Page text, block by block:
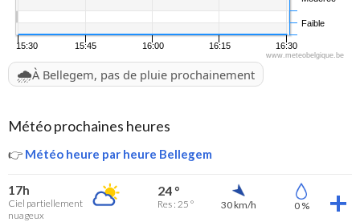
15:30 15:45 16:00 16:15 16:30
Faible
www.meteobelgique.be
🌧️À Bellegem, pas de pluie prochainement
Météo prochaines heures
👉 Météo heure par heure Bellegem
17h
Ciel partiellement
nuageux
24 °
Res : 25 ° 30 km/h 0 %